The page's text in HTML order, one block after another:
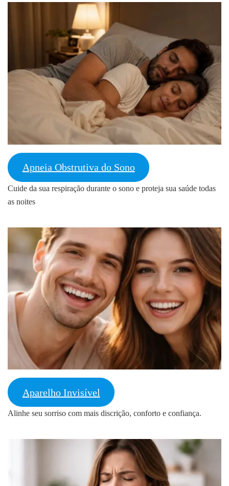
Apneia Obstrutiva do Sono
Cuide da sua respiração durante o sono e proteja sua saúde todas
as noites
Aparelho Invisível
Alinhe seu sorriso com mais discrição, conforto e confiança.